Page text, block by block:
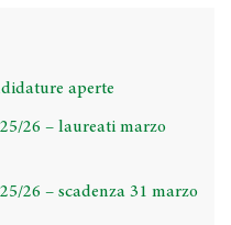
aperte
26 – laureati marzo
26 – scadenza 31 marzo